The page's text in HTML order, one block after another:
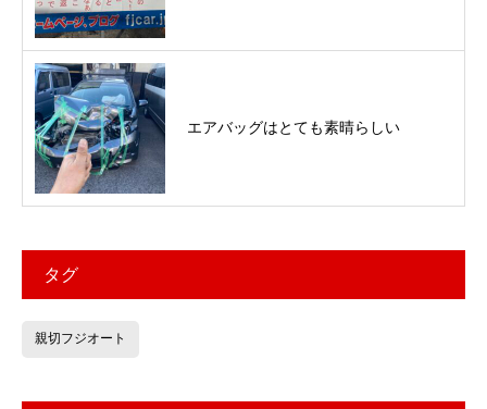
エアバッグはとても素晴らしい
タグ
親切フジオート